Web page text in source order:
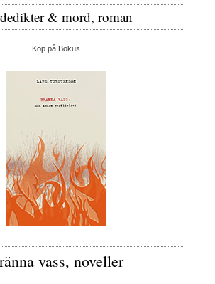
& mord, roman
Köp på Bokus
vass, noveller